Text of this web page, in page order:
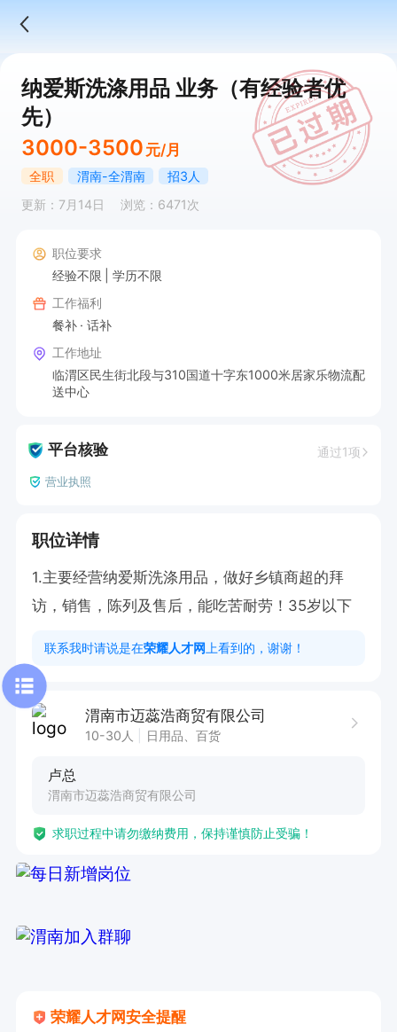
纳爱斯洗涤用品 业务（有经验者优
先）
3000-3500 元/月
全职 渭南-全渭南
招3人
更新：7月14日
浏览：6471次
职位要求
经验不限
学历不限
工作福利
餐补
话补
工作地址
临渭区民生街北段与310国道十字东1000米居家乐物流配
送中心
平台核验 通过1项
营业执照
职位详情
1.主要经营纳爱斯洗涤用品，做好乡镇商超的拜
访，销售，陈列及售后，能吃苦耐劳！35岁以下
联系我时请说是在荣耀人才网 上看到的，谢谢！
渭南市迈蕊浩商贸有限公司
10-30人 日用品、百货
卢总
渭南市迈蕊浩商贸有限公司
求职过程中请勿缴纳费用，保持谨慎防止受骗！
荣耀人才网安全提醒